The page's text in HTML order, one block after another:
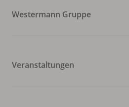
Westermann Gruppe
Veranstaltungen